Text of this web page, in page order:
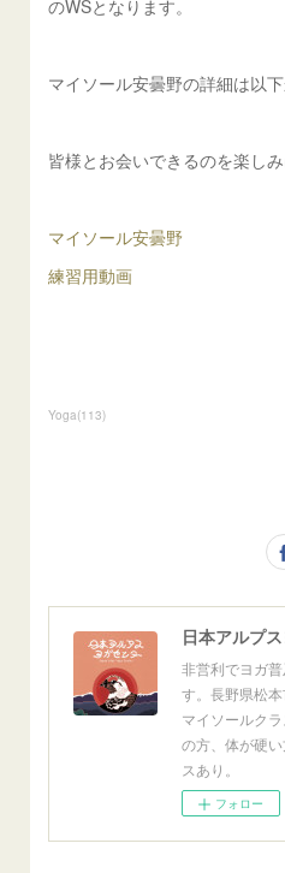
のWSとなります。
マイソール安曇野の詳細は以
皆様とお会いできるのを楽し
マイソール安曇野
練習用動画
Yoga(113)
日本アルプ
非営利でヨガ
す。長野県松
マイソールク
の方、体が硬
スあり。
フォロー